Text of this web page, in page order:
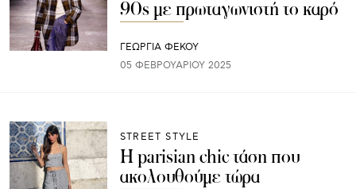
90s με πρωταγωνιστή το καρό
ΓΕΩΡΓΙΑ ΦΕΚΟΥ
05 ΦΕΒΡΟΥΑΡΊΟΥ 2025
STREET STYLE
Η parisian chic τάση που
ακολουθούμε τώρα